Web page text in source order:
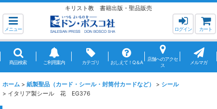
キリスト教 書籍出版・聖品販売
メニュー ログイン カート
商品検索 ご利用案内 カテゴリ おしえて！Q＆A
店舗へのアクセ
ス
メルマガ
ホーム > 紙製聖品（カード・シール・封筒付カードなど） > シール
> イタリア製シール 花 EG376